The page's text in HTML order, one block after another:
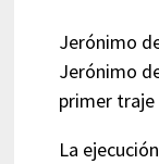
Jerónimo
Jerónimo
primer traje
La